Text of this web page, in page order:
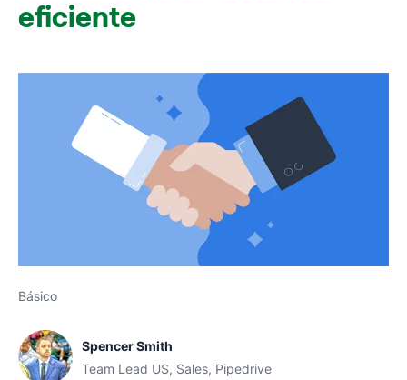
Estudos de caso
Abre em uma nova janela
eficiente
Básico
Spencer Smith
Team Lead US, Sales, Pipedrive